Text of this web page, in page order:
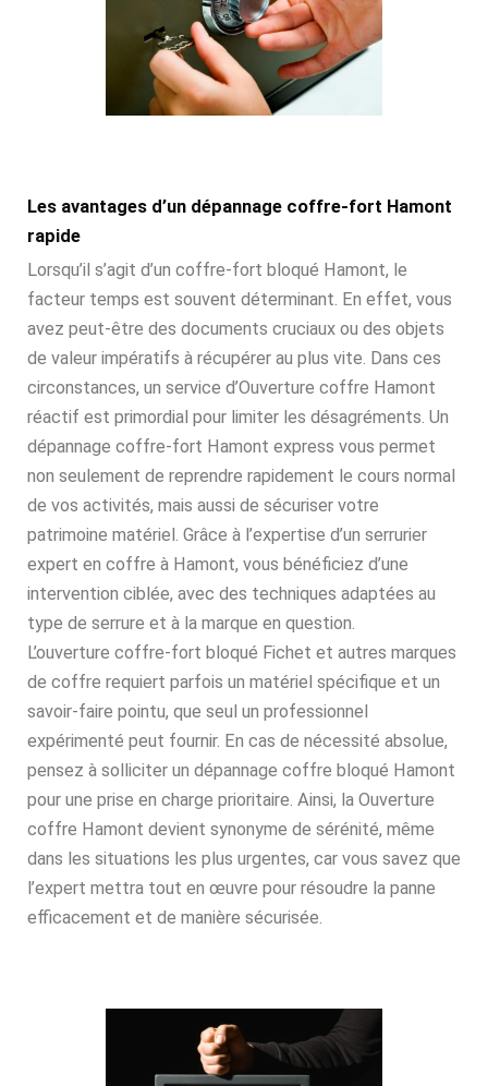
Les avantages d’un dépannage coffre-fort Hamont
rapide
Lorsqu’il s’agit d’un coffre-fort bloqué Hamont, le
facteur temps est souvent déterminant. En effet, vous
avez peut-être des documents cruciaux ou des objets
de valeur impératifs à récupérer au plus vite. Dans ces
circonstances, un service d’Ouverture coffre Hamont
réactif est primordial pour limiter les désagréments. Un
dépannage coffre-fort Hamont express vous permet
non seulement de reprendre rapidement le cours normal
de vos activités, mais aussi de sécuriser votre
patrimoine matériel. Grâce à l’expertise d’un serrurier
expert en coffre à Hamont, vous bénéficiez d’une
intervention ciblée, avec des techniques adaptées au
type de serrure et à la marque en question.
L’ouverture coffre-fort bloqué Fichet et autres marques
de coffre requiert parfois un matériel spécifique et un
savoir-faire pointu, que seul un professionnel
expérimenté peut fournir. En cas de nécessité absolue,
pensez à solliciter un dépannage coffre bloqué Hamont
pour une prise en charge prioritaire. Ainsi, la Ouverture
coffre Hamont devient synonyme de sérénité, même
dans les situations les plus urgentes, car vous savez que
l’expert mettra tout en œuvre pour résoudre la panne
efficacement et de manière sécurisée.